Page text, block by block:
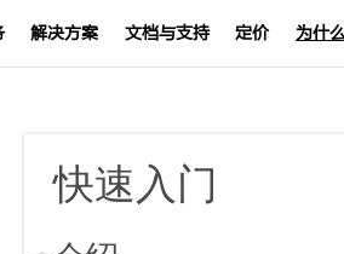
解决方案 文档与支持 定价 为什